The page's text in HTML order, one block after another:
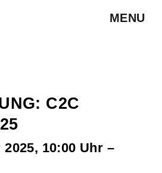
MENU
C2C
10:00 Uhr –